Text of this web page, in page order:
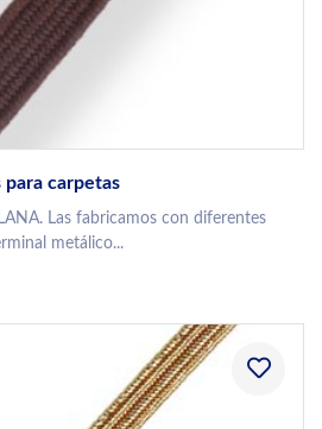
para carpetas
Las fabricamos con diferentes
metálico...